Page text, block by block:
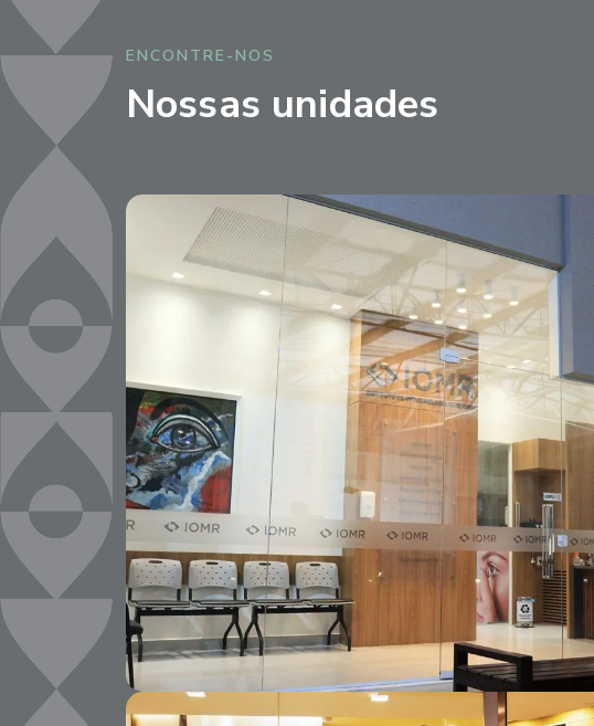
ENCONTRE-NOS
Nossas unidades